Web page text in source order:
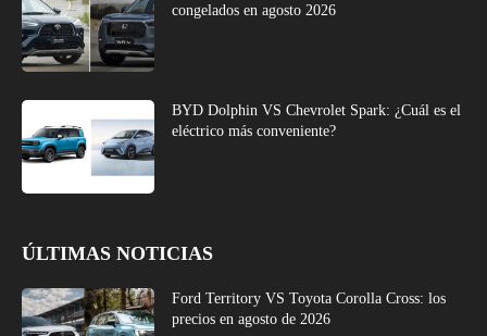
congelados en agosto 2026
BYD Dolphin VS Chevrolet Spark: ¿Cuál es el
eléctrico más conveniente?
ÚLTIMAS NOTICIAS
Ford Territory VS Toyota Corolla Cross: los
precios en agosto de 2026